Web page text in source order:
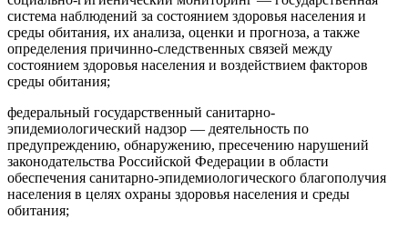
система наблюдений за состоянием здоровья населения и
среды обитания, их анализа, оценки и прогноза, а также
определения причинно-следственных связей между
состоянием здоровья населения и воздействием факторов
среды обитания;
федеральный государственный санитарно-
эпидемиологический надзор — деятельность по
предупреждению, обнаружению, пресечению нарушений
законодательства Российской Федерации в области
обеспечения санитарно-эпидемиологического благополучия
населения в целях охраны здоровья населения и среды
обитания;